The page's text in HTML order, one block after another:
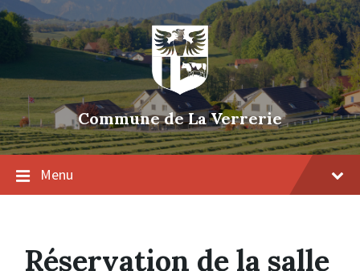
Skip
to
content
Skip
to
main
navigation
Skip
to
footer
Commune de La Verrerie
Menu
Réservation de la salle